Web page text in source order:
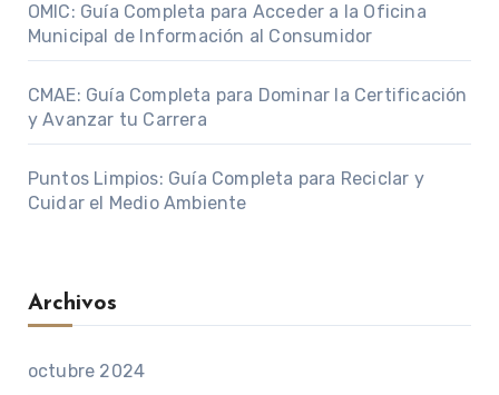
OMIC: Guía Completa para Acceder a la Oficina
Municipal de Información al Consumidor
CMAE: Guía Completa para Dominar la Certificación
y Avanzar tu Carrera
Puntos Limpios: Guía Completa para Reciclar y
Cuidar el Medio Ambiente
Archivos
octubre 2024